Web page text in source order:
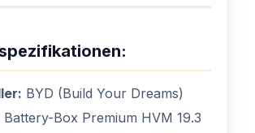
BYD (Build Your Dreams)
Battery-Box Premium HVM 19.3